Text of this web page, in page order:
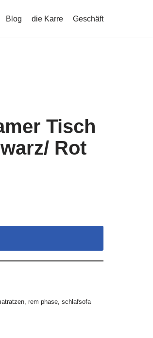
Blog die Karre Geschäft
Tisch
Rot
, rem phase, schlafsofa